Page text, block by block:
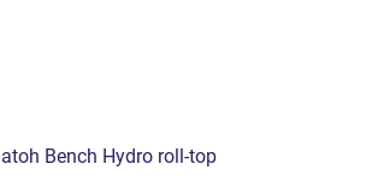
Bench Hydro roll-top